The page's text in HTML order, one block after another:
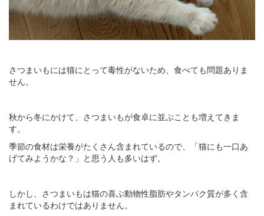
さつまいもには猫にとって毒性がないため、食べても問題ありま
せん。
秋から冬にかけて、さつまいもが食卓に並ぶことも増えてきま
す。
季節の食材は栄養がたくさん含まれているので、「猫にも一口あ
げてみようかな？」と思う人も多いはず。
しかし、さつまいもは猫の喜ぶ動物性脂肪やタンパク質が多く含
まれているわけではありません。